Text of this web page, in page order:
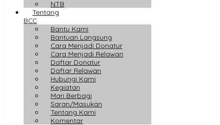
NTB
Tentang
BCC
Bantu Kami
Bantuan Langsung
Cara Menjadi Donatur
Cara Menjadi Relawan
Daftar Donatur
Daftar Relawan
Hubungi Kami
Kegiatan
Mari Berbagi
Saran/Masukan
Tentang Kami
Komentar